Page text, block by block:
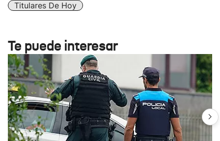
Titulares De Hoy
Te puede interesar